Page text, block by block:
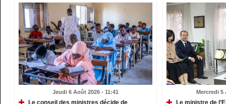
Jeudi 6 Août 2026 - 11:41 Mercredi 5